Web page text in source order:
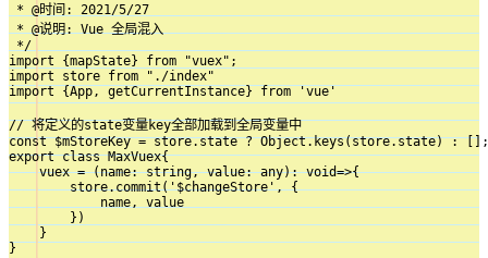
* @时间: 2021/5/27
* @说明: Vue 全局混入
*/
import {mapState} from "vuex";
import store from "./index"
import {App, getCurrentInstance} from 'vue'
// 将定义的state变量key全部加载到全局变量中
const $mStoreKey = store.state ? Object.keys(store.state) : [];
export class MaxVuex{
    vuex = (name: string, value: any): void=>{
        store.commit('$changeStore', {
            name, value
        })
    }
}